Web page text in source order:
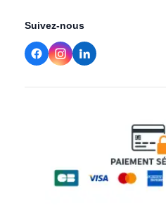
Suivez-nous